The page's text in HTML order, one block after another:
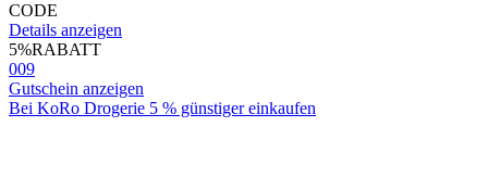
CODE
Details anzeigen
5%RABATT
009
Gutschein anzeigen
Bei KoRo Drogerie 5 % günstiger einkaufen